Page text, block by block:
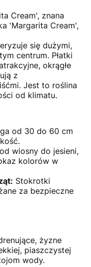
Cream', znana
'Margarita Cream',
się dużymi,
centrum. Płatki
okrągłe
z
Jest to roślina
od klimatu.
od 30 do 60 cm
wiosny do jesieni,
kolorów w
Stokrotki
za bezpieczne
żyzne
piaszczystej
wody.